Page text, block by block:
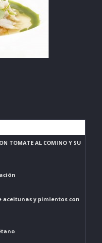
TOMATE AL COMINO Y SU
aceitunas y pimientos con